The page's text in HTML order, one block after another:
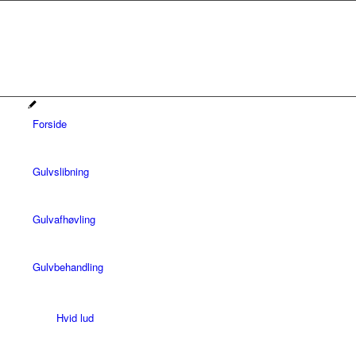
Forside
Gulvslibning
Gulvafhøvling
Gulvbehandling
Hvid lud